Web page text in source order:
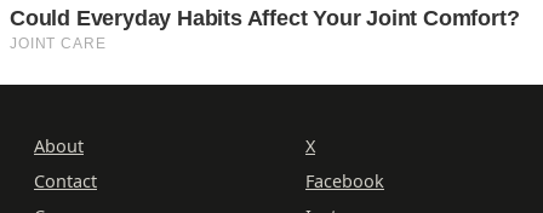
About
Contact
X
Facebook